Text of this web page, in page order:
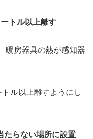
トル以上離す
暖房器具の熱が感知器
ル以上離すようにし
たらない場所に設置